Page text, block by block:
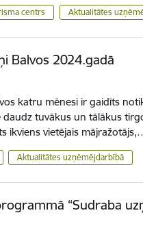
centrs Aktualitātes
Balvos 2024.gadā
katru mēnesi ir gaidīts
tuvākus un tālākus
ikviens vietējais
Aktualitātes uzņēmējdarbībā
“Sudraba